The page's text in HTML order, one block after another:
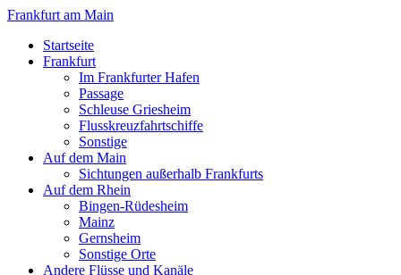
Frankfurt am Main
Startseite
Frankfurt
Im Frankfurter Hafen
Passage
Schleuse Griesheim
Flusskreuzfahrtschiffe
Sonstige
Auf dem Main
Sichtungen außerhalb Frankfurts
Auf dem Rhein
Bingen-Rüdesheim
Mainz
Gernsheim
Sonstige Orte
Andere Flüsse und Kanäle